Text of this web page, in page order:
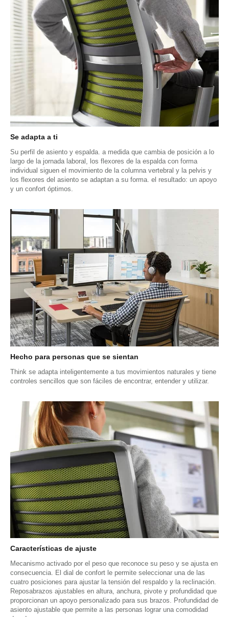
Se adapta a ti
Su perfil de asiento y espalda. a medida que cambia de posición a lo
largo de la jornada laboral, los flexores de la espalda con forma
individual siguen el movimiento de la columna vertebral y la pelvis y
los flexores del asiento se adaptan a su forma. el resultado: un apoyo
y un confort óptimos.
Hecho para personas que se sientan
Think se adapta inteligentemente a tus movimientos naturales y tiene
controles sencillos que son fáciles de encontrar, entender y utilizar.
Características de ajuste
Mecanismo activado por el peso que reconoce su peso y se ajusta en
consecuencia. El dial de confort le permite seleccionar una de las
cuatro posiciones para ajustar la tensión del respaldo y la reclinación.
Reposabrazos ajustables en altura, anchura, pivote y profundidad que
proporcionan un apoyo personalizado para sus brazos. Profundidad de
asiento ajustable que permite a las personas lograr una comodidad